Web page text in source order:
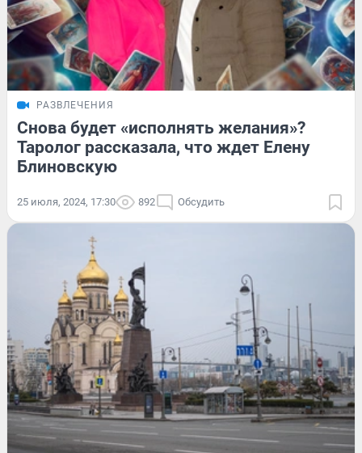
РАЗВЛЕЧЕНИЯ
Снова будет «исполнять желания»?
Таролог рассказала, что ждет Елену
Блиновскую
25 июля, 2024, 17:30 892 Обсудить